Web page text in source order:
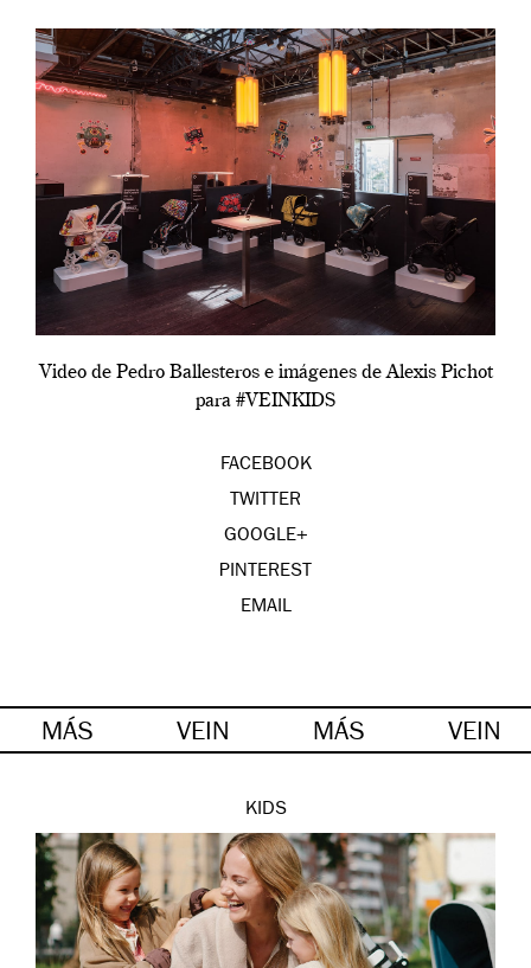
Video de Pedro Ballesteros e imágenes de Alexis Pichot
para #VEINKIDS
FACEBOOK
TWITTER
GOOGLE+
PINTEREST
EMAIL
MÁS VEIN MÁS VEIN
KIDS